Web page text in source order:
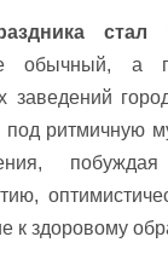
стал
а
заведений
под ритмичную
к здоровому